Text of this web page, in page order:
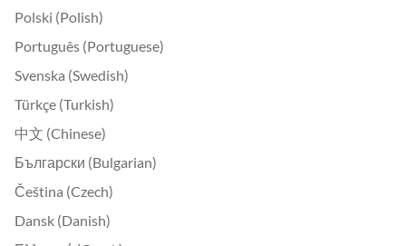
Polski (Polish)
Português (Portuguese)
Svenska (Swedish)
Türkçe (Turkish)
中文 (Chinese)
Български (Bulgarian)
Čeština (Czech)
Dansk (Danish)